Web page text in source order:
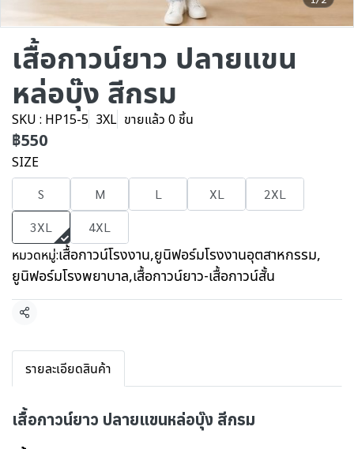
เสื้อกาวน์ยาว ปลายแขน
หล่อบุ๊ง สีกรม
SKU : HP15-5 3XL ขายแล้ว 0 ชิ้น
฿550
SIZE
S M L XL
2XL
3XL
4XL
หมวดหมู่:เสื้อกาวน์โรงงาน,ยูนิฟอร์มโรงงานอุตสาหกรรม,
ยูนิฟอร์มโรงพยาบาล,เสื้อกาวน์ยาว-เสื้อกาวน์สั้น
แชร์
รายละเอียดสินค้า
เสื้อกาวน์ยาว ปลายแขนหล่อบุ๊ง สีกรม